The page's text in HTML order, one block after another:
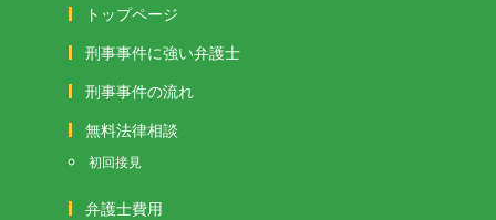
トップページ
刑事事件に強い弁護士
刑事事件の流れ
無料法律相談
初回接見
弁護士費用